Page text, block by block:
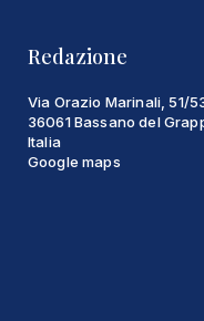
Redazione
Via Orazio Marinali, 51/
36061 Bassano del
Italia
Google maps